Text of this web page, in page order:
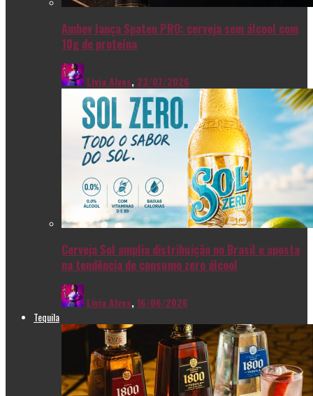
Ambev lança Spaten PRO: cerveja sem álcool com
10g de proteína
Livia Alves, 23/07/2026
Cerveja Sol amplia distribuição no Brasil e aposta
na tendência de consumo zero álcool
Livia Alves,16/06/2026
Tequila